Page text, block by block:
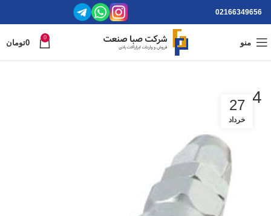
02166349656
منو
0
0تومان
4
27
خرداد